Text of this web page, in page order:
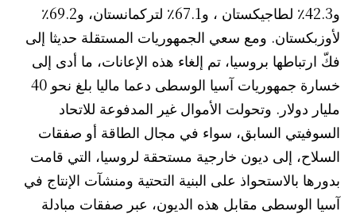
و42.3٪ لطاجيكستان ، و67.1٪ لتركمانستان، و69.2٪
لأوزبكستان. ومع سعي الجمهوريات المستقلة حديثا إلى
فكّ ارتباطها بروسيا، تم إلغاء هذه الإعانات، ما أدى إلى
خسارة جمهوريات آسيا الوسطى دعما ماليا بلغ نحو 40
مليار دولار. وتحولت الأموال غير المدفوعة للاتحاد
السوفيتي السابق، سواء في مجال الطاقة أو صفقات
السلاح، إلى ديون خارجية مستحقة لروسيا، التي قامت
بدورها بالاستحواذ على البنية التحتية ومنشآت الإنتاج في
آسيا الوسطى مقابل هذه الديون، عبر صفقات مبادلة